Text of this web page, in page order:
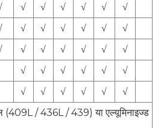
√ √ √ √ √
√
√ √ √ √ √
√
√ √ √ √ √
√
√ √ √ √ √
√
√ √ √ √ √
√
(409L / 436L / 439) या एल्यूमिनाइज्ड